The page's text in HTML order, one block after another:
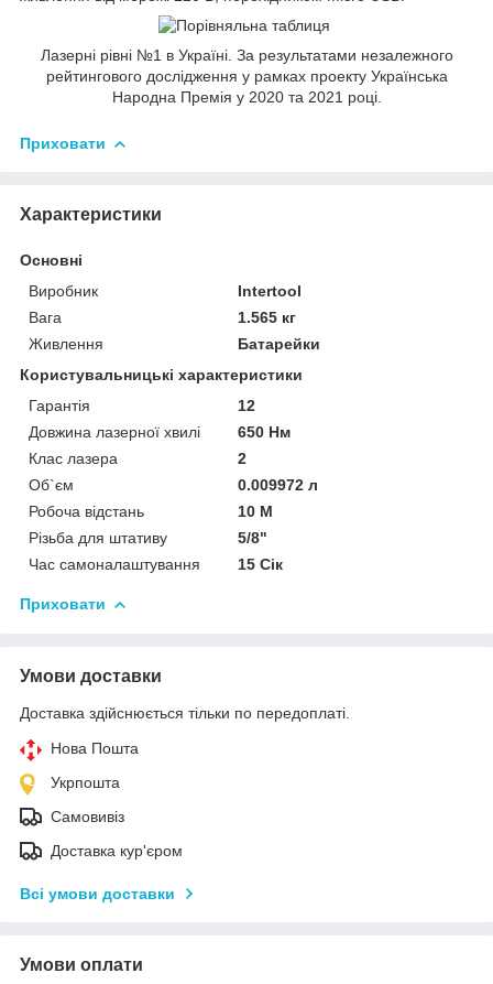
Лазерні рівні №1 в Україні. За результатами незалежного
рейтингового дослідження у рамках проекту Українська
Народна Премія у 2020 та 2021 році.
Приховати
Характеристики
Основні
Виробник
Intertool
Вага
1.565 кг
Живлення
Батарейки
Користувальницькі характеристики
Гарантія
12
Довжина лазерної хвилі
650 Нм
Клас лазера
2
Об`єм
0.009972 л
Робоча відстань
10 М
Різьба для штативу
5/8"
Час самоналаштування
15 Сік
Приховати
Умови доставки
Доставка здійснюється тільки по передоплаті.
Нова Пошта
Укрпошта
Самовивіз
Доставка кур'єром
Всі умови доставки
Умови оплати